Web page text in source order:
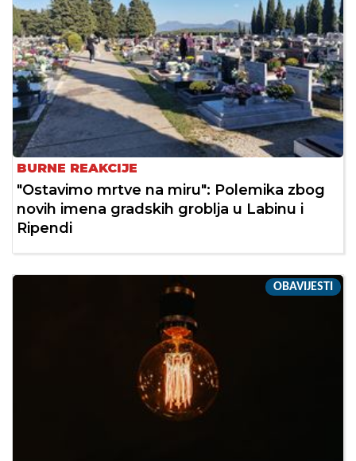
BURNE REAKCIJE
"Ostavimo mrtve na miru": Polemika zbog
novih imena gradskih groblja u Labinu i
Ripendi
OBAVIJESTI